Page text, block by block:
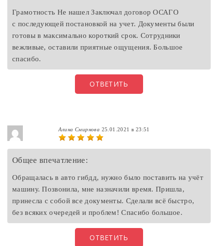
Грамотность Не нашел Заключал договор ОСАГО
с последующей постановкой на учет. Документы были
готовы в максимально короткий срок. Сотрудники
вежливые, оставили приятные ощущения. Большое
спасибо.
ОТВЕТИТЬ
Алина Смирнова 25.01.2021 в 23:51
Общее впечатление:
Обращалась в авто гибдд, нужно было поставить на учёт
машину. Позвонила, мне назначили время. Пришла,
принесла с собой все документы. Сделали всё быстро,
без всяких очередей и проблем! Спасибо большое.
ОТВЕТИТЬ